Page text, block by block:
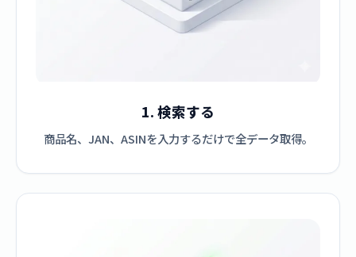
1. 検索する
商品名、JAN、ASINを入力するだけで全データ取得。